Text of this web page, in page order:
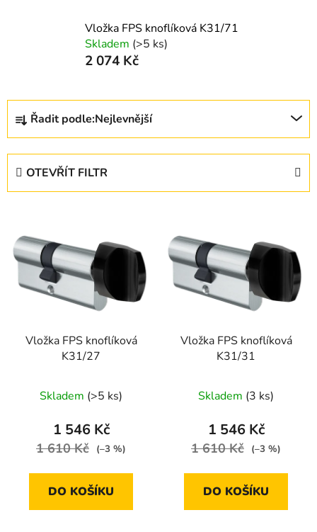
Vložka FPS knoflíková K31/71
Skladem (>5 ks)
2 074 Kč
Ř
z
o
Řadit podle:Nejlevnější
OTEVŘÍT FILTR
p
Vložka FPS knoflíková
K31/27
Skladem (>5 ks)
1 546 Kč
1 610 Kč (–3 %)
DO KOŠÍKU
Vložka FPS knoflíková
K31/31
Skladem (3 ks)
1 546 Kč
1 610 Kč (–3 %)
DO KOŠÍKU